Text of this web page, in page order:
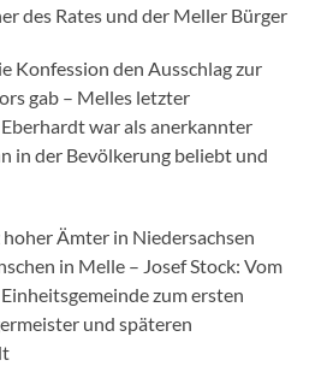
des Rates und der Meller Bürger
Konfession den Ausschlag zur
gab – Melles letzter
war als anerkannter
in der Bevölkerung beliebt und
Ämter in Niedersachsen
in Melle – Josef Stock: Vom
zum ersten
und späteren